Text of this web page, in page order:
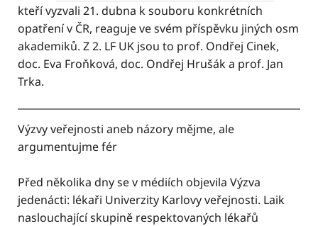
kteří vyzvali 21. dubna k souboru konkrétních
opatření v ČR, reaguje ve svém příspěvku jiných osm
akademiků. Z 2. LF UK jsou to prof. Ondřej Cinek,
doc. Eva Froňková, doc. Ondřej Hrušák a prof. Jan
Trka.
Výzvy veřejnosti aneb názory mějme, ale
argumentujme fér
Před několika dny se v médiích objevila Výzva
jedenácti: lékaři Univerzity Karlovy veřejnosti. Laik
naslouchající skupině respektovaných lékařů